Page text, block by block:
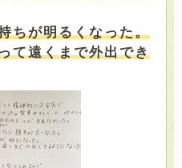
ちが明るくなった。
て遠くまで外出でき